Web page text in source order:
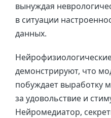
вынуждая
в ситуации
данных.
демонстрируют, что
побуждает выработку
за удовольствие и
Нейромедиатор,